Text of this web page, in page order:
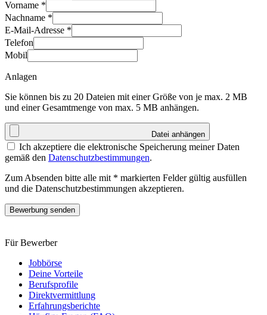
Vorname *
Nachname *
E-Mail-Adresse *
Telefon
Mobil
Anlagen
Sie können bis zu 20 Dateien mit einer Größe von je max. 2 MB
und einer Gesamtmenge von max. 5 MB anhängen.
Datei anhängen
Ich akzeptiere die elektronische Speicherung meiner Daten
gemäß den Datenschutzbestimmungen.
Zum Absenden bitte alle mit * markierten Felder gültig ausfüllen
und die Datenschutzbestimmungen akzeptieren.
Bewerbung senden
Für Bewerber
Jobbörse
Deine Vorteile
Berufsprofile
Direktvermittlung
Erfahrungsberichte